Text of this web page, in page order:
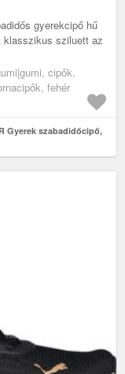
gyerekcipő hű
klasszikus sziluett az
cipők,
fehér
Gyerek szabadidőcipő,